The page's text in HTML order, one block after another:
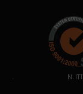
. N. IT17/